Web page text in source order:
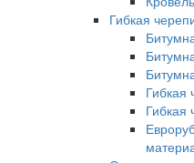
Гибкая
Гибкая
Гибкая